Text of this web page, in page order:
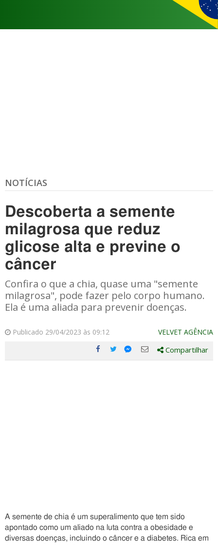
NOTÍCIAS
Descoberta a semente
milagrosa que reduz
glicose alta e previne o
câncer
Confira o que a chia, quase uma "semente
milagrosa", pode fazer pelo corpo humano.
Ela é uma aliada para prevenir doenças.
Publicado 29/04/2023 às 09:12 VELVET AGÊNCIA
Compartilhe
Compartilhe
Compartilhe
Compartilhe
Compartilhar
A semente de chia é um superalimento que tem sido
apontado como um aliado na luta contra a obesidade e
diversas doenças, incluindo o câncer e a diabetes. Rica em